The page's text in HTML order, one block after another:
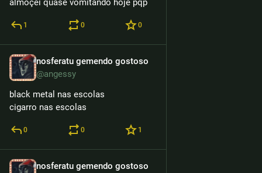
almoçei quase vomitando hoje pqp
1 0 0
nosferatu gemendo gostoso
@angessy
black metal nas escolas
cigarro nas escolas
0 0 1
nosferatu gemendo gostoso